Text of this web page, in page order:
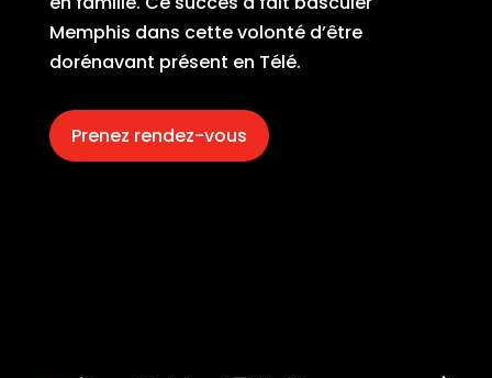
Memphis dans cette volonté d’être
dorénavant présent en Télé.
Prenez rendez-vous